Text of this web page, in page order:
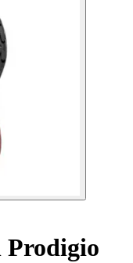
Prodigio